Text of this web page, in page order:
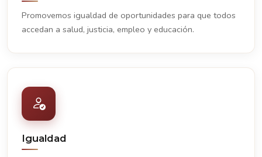
Promovemos igualdad de oportunidades para que todos
accedan a salud, justicia, empleo y educación.
Igualdad